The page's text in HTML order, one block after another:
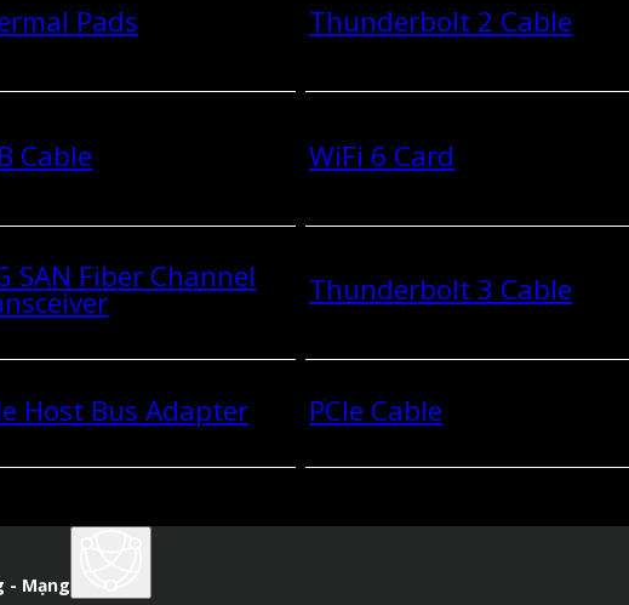
Pads Thunderbolt 2 Cable
Cable WiFi 6 Card
SAN Fiber Channel Thunderbolt 3 Cable
Host Bus Adapter PCIe Cable
- Mạng